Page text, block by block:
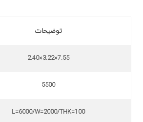
توضیحات
7.55×3.22×2.40
5500
L=6000/W=2000/THK=100